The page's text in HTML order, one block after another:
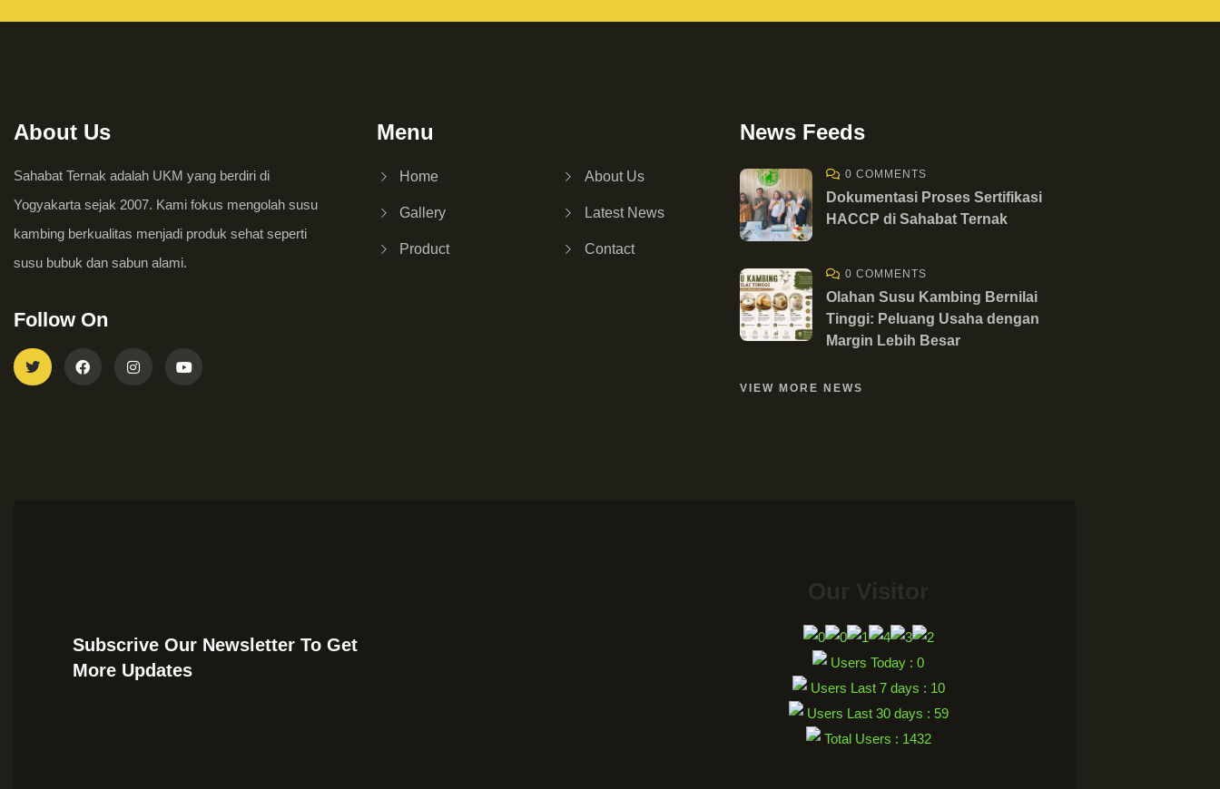
About Us
Sahabat Ternak adalah UKM yang berdiri di
Yogyakarta sejak 2007. Kami fokus mengolah susu
kambing berkualitas menjadi produk sehat seperti
susu bubuk dan sabun alami.
Follow On
Menu
Home
Gallery
Product
About Us
Latest News
Contact
News Feeds
0 COMMENTS
Dokumentasi Proses Sertifikasi
HACCP di Sahabat Ternak
0 COMMENTS
Olahan Susu Kambing Bernilai
Tinggi: Peluang Usaha dengan
Margin Lebih Besar
VIEW MORE NEWS
Subscrive Our Newsletter To Get
More Updates
Our Visitor
Users Today : 0
Users Last 7 days : 10
Users Last 30 days : 59
Total Users : 1432